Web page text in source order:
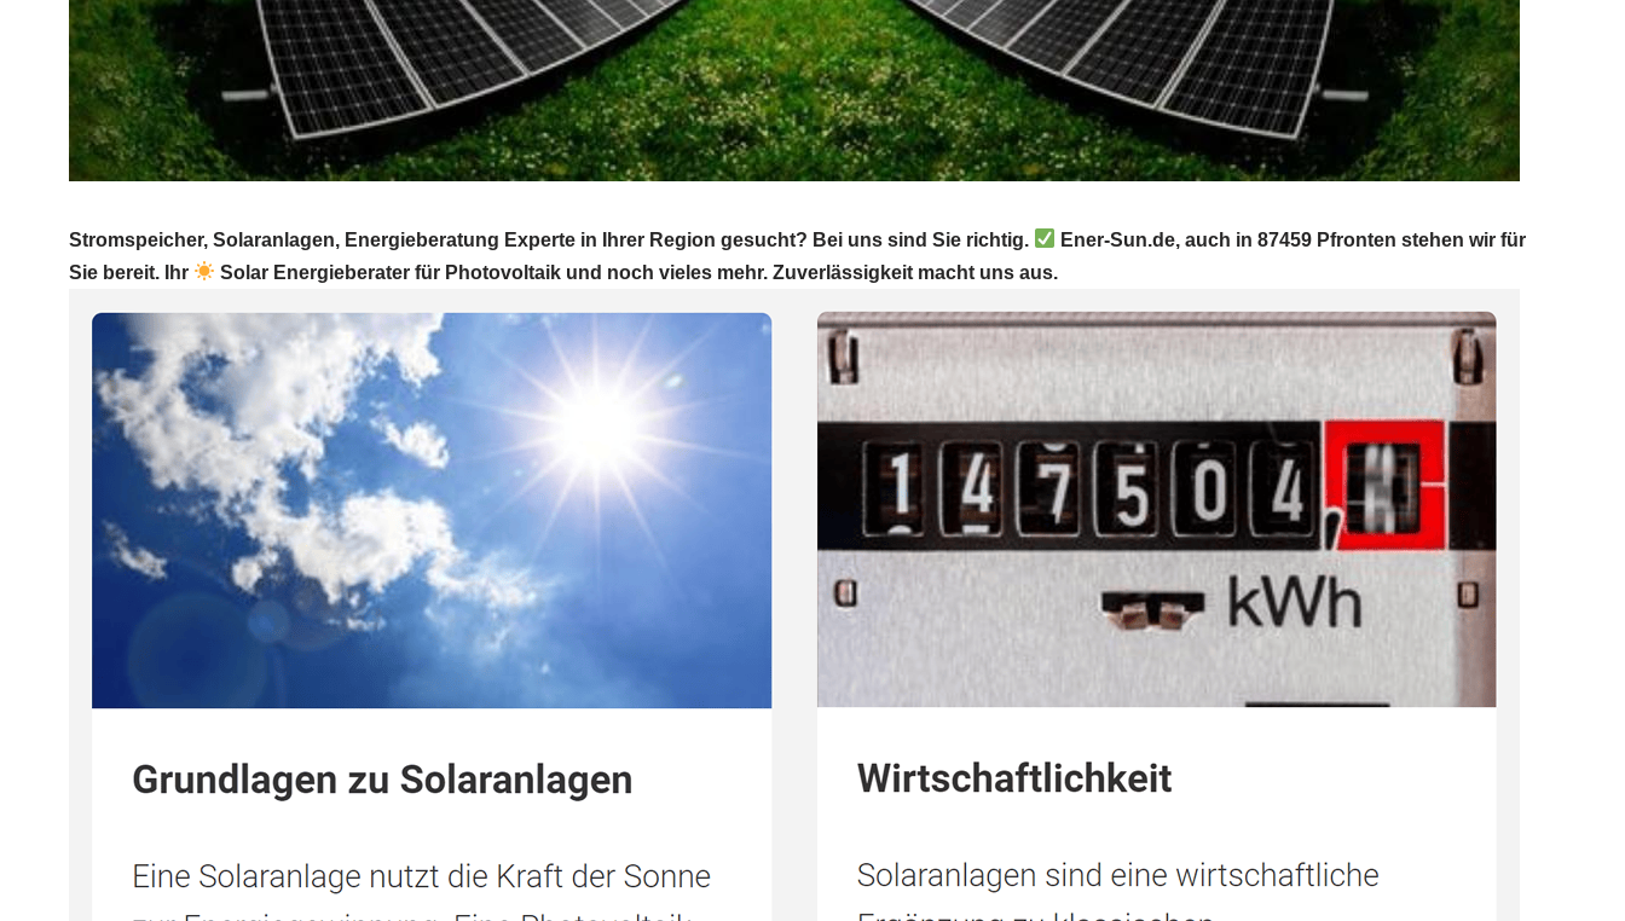
Stromspeicher, Solaranlagen, Energieberatung Experte in Ihrer Region gesucht? Bei uns sind Sie richtig.
Ener-Sun.de, auch in 87459 Pfronten stehen wir für
Sie bereit. Ihr
Solar Energieberater für Photovoltaik und noch vieles mehr. Zuverlässigkeit macht uns aus.